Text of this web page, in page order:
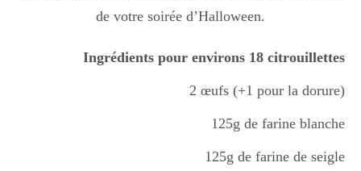
Tuto
de votre soirée d’Halloween.
Ingrédients pour environs 18 citrouillettes
2 œufs (+1 pour la dorure)
125g de farine blanche
125g de farine de seigle